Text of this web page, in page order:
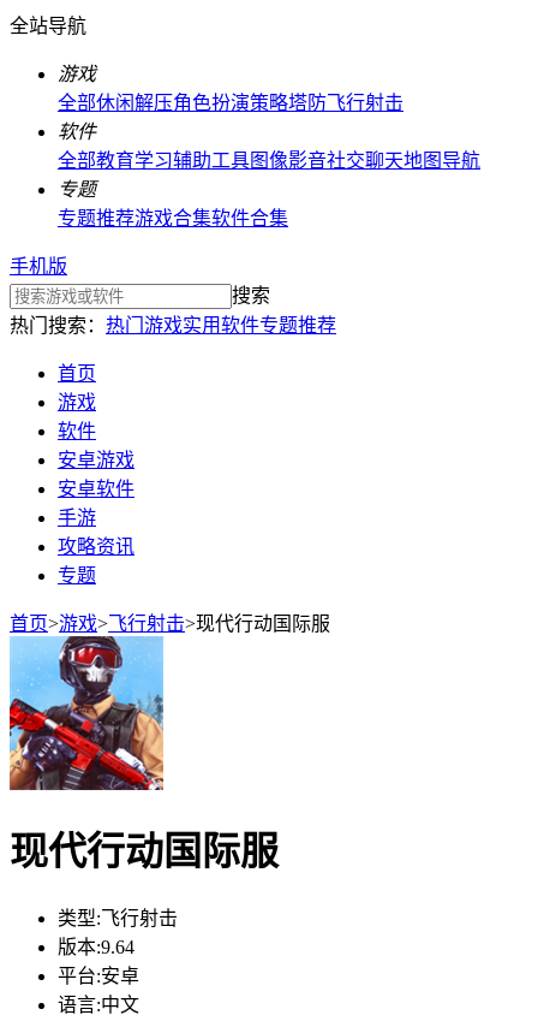
全站导航
游戏
全部休闲解压角色扮演策略塔防飞行射击
软件
全部教育学习辅助工具图像影音社交聊天地图导航
专题
专题推荐游戏合集软件合集
手机版
搜索
热门搜索： 热门游戏实用软件专题推荐
首页
游戏
软件
安卓游戏
安卓软件
手游
攻略资讯
专题
首页>游戏>飞行射击>现代行动国际服
现代行动国际服
类型:飞行射击
版本:9.64
平台:安卓
语言:中文